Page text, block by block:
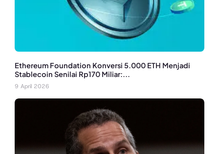
Ethereum Foundation Konversi 5.000 ETH Menjadi
Stablecoin Senilai Rp170 Miliar:...
9 April 2026